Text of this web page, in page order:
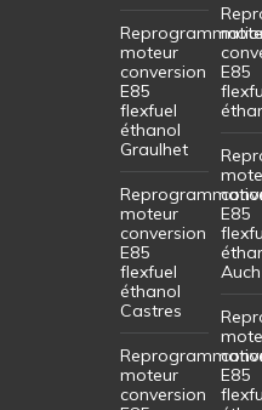
moteur
conversion
E85
flexfuel
éthanol
Graulhet
moteur
conversion
E85
flexfuel
éthanol
Castres
moteur
conversion
E85
E85
Auch
E85